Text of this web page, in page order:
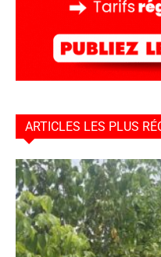
ARTICLES LES PLUS